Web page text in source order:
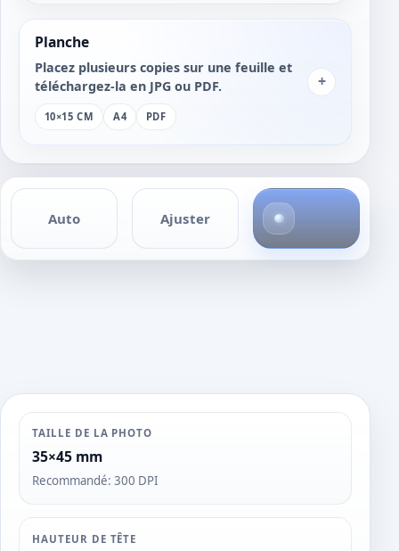
Planche
Placez plusieurs copies sur une feuille et
téléchargez-la en JPG ou PDF.
10×15 CM A4 PDF
+
Auto Ajuster
h
o
TAILLE DE LA PHOTO
35×45 mm
Recommandé: 300 DPI
HAUTEUR DE TÊTE